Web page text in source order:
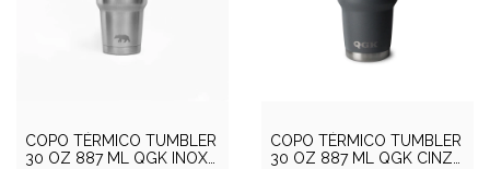
COPO TÉRMICO TUMBLER
30 OZ 887 ML QGK INOX
COPO TÉRMICO TUMBLER
30 OZ 887 ML QGK CINZA